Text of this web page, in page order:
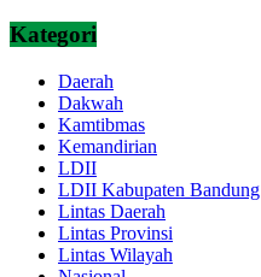
Kategori
Daerah
Dakwah
Kamtibmas
Kemandirian
LDII
LDII Kabupaten Bandung
Lintas Daerah
Lintas Provinsi
Lintas Wilayah